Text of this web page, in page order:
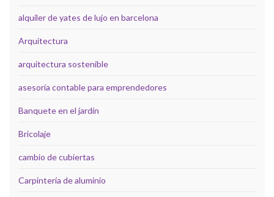
alquiler de yates de lujo en barcelona
Arquitectura
arquitectura sostenible
asesoría contable para emprendedores
Banquete en el jardín
Bricolaje
cambio de cubiertas
Carpintería de aluminio